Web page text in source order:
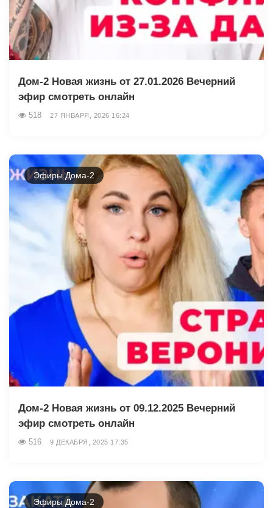
Дом-2 Новая жизнь от 27.01.2026 Вечерний
эфир смотреть онлайн
518 27 ЯНВАРЯ, 2026 16:24
Эфиры Дома-2
Дом-2 Новая жизнь от 09.12.2025 Вечерний
эфир смотреть онлайн
516 9 ДЕКАБРЯ, 2025 17:35
Эфиры Дома-2